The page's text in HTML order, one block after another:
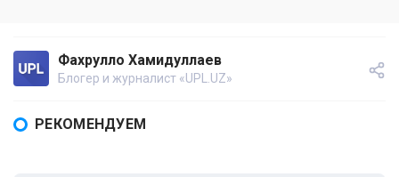
Фахрулло Хамидуллаев
Блогер и журналист «UPL.UZ»
РЕКОМЕНДУЕМ